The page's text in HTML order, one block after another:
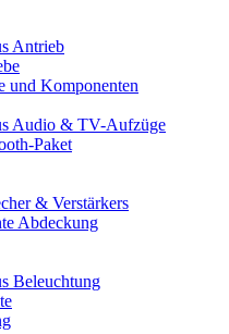
Antrieb
und Komponenten
Audio & TV-Aufzüge
Paket
& Verstärkers
Abdeckung
Beleuchtung